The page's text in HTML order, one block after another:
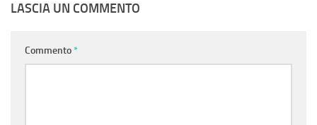
LASCIA UN COMMENTO
Commento*